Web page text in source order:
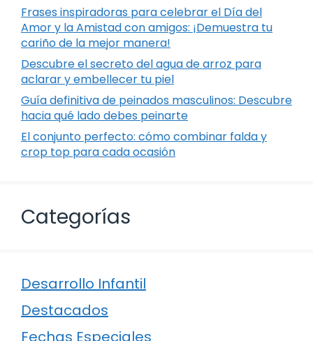
Frases inspiradoras para celebrar el Día del
Amor y la Amistad con amigos: ¡Demuestra tu
cariño de la mejor manera!
Descubre el secreto del agua de arroz para
aclarar y embellecer tu piel
Guía definitiva de peinados masculinos: Descubre
hacia qué lado debes peinarte
El conjunto perfecto: cómo combinar falda y
crop top para cada ocasión
Categorías
Desarrollo Infantil
Destacados
Fechas Especiales